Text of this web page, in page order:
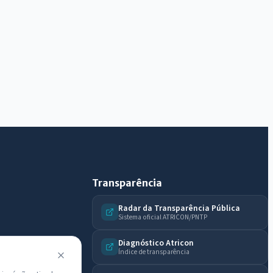
Transparência
Radar da Transparência Pública
Sistema oficial ATRICON/PNTP
Diagnóstico Atricon
Índice de transparência